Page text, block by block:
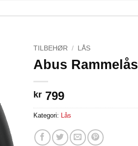
TILBEHØR / LÅS
Abus Rammelås
kr 799
Kategori: Lås